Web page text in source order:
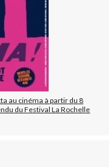
au cinéma à partir du 8
du Festival La Rochelle